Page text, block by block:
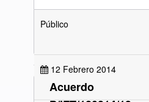
Público
12 Febrero 2014
Acuerdo